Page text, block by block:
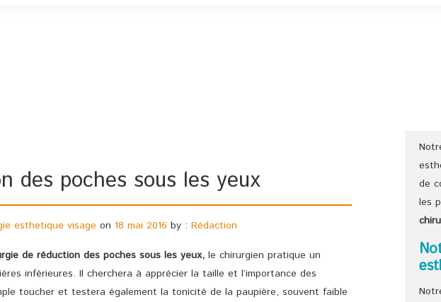
des poches sous les yeux
esthetique visage on 18 mai 2016 by : Rédaction
de réduction des poches sous les yeux, le chirurgien pratique un
inférieures. Il cherchera à apprécier la taille et l’importance des
toucher et testera également la tonicité de la paupière, souvent faible
de
les